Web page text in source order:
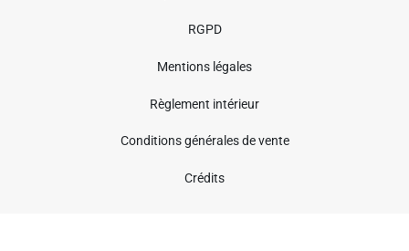
RGPD
Mentions légales
Règlement intérieur
Conditions générales de vente
Crédits